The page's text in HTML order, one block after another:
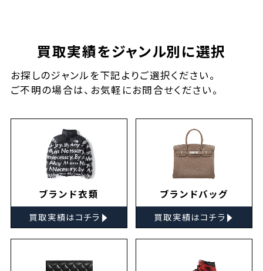
買取実績をジャンル別に選択
お探しのジャンルを下記よりご選択ください。
ご不明の場合は、お気軽にお問合せください。
ブランド衣類
買取実績はコチラ ▸
ブランドバッグ
買取実績はコチラ ▸